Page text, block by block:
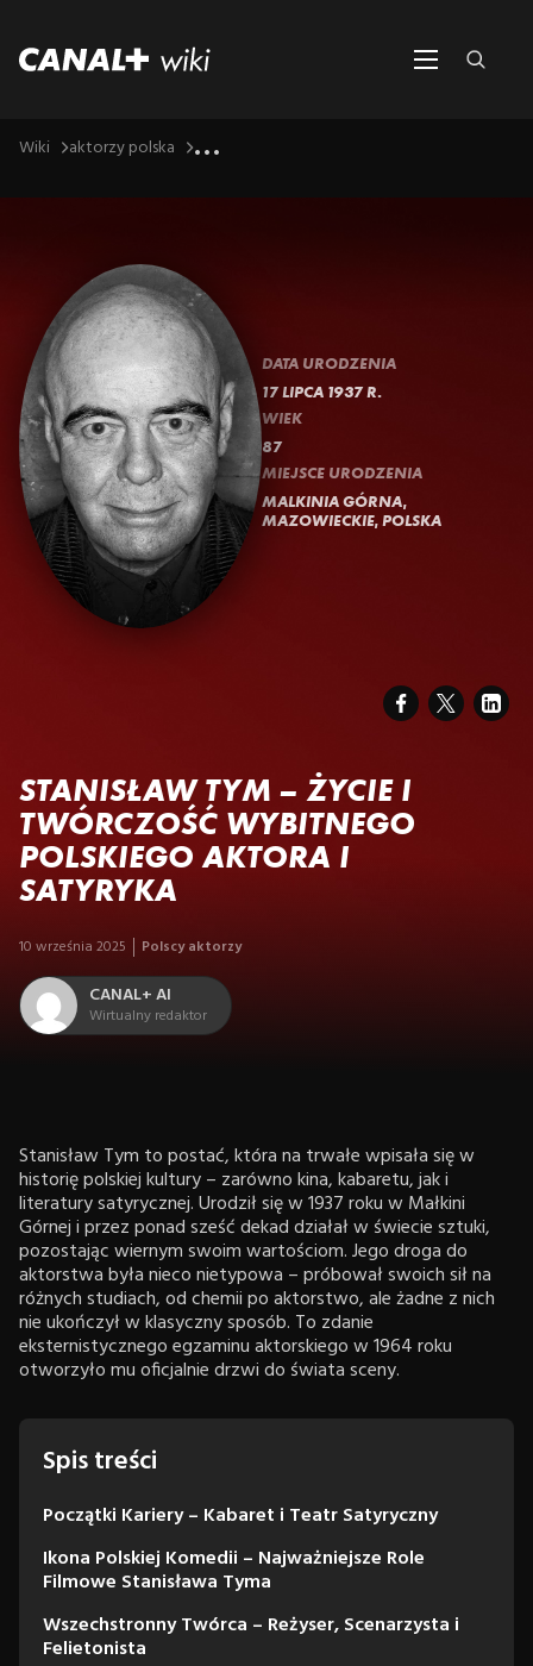
Wiki aktorzy polska ...
DATA URODZENIA
17 LIPCA 1937 R.
WIEK
87
MIEJSCE URODZENIA
MALKINIA GÓRNA,
MAZOWIECKIE, POLSKA
STANISŁAW TYM – ŻYCIE I
TWÓRCZOŚĆ WYBITNEGO
POLSKIEGO AKTORA I
SATYRYKA
10 września 2025 Polscy aktorzy
CANAL+ AI
Wirtualny redaktor
Stanisław Tym to postać, która na trwałe wpisała się w
historię polskiej kultury – zarówno kina, kabaretu, jak i
literatury satyrycznej. Urodził się w 1937 roku w Małkini
Górnej i przez ponad sześć dekad działał w świecie sztuki,
pozostając wiernym swoim wartościom. Jego droga do
aktorstwa była nieco nietypowa – próbował swoich sił na
różnych studiach, od chemii po aktorstwo, ale żadne z nich
nie ukończył w klasyczny sposób. To zdanie
eksternistycznego egzaminu aktorskiego w 1964 roku
otworzyło mu oficjalnie drzwi do świata sceny.
Spis treści
Początki Kariery – Kabaret i Teatr Satyryczny
Ikona Polskiej Komedii – Najważniejsze Role
Filmowe Stanisława Tyma
Wszechstronny Twórca – Reżyser, Scenarzysta i
Felietonista